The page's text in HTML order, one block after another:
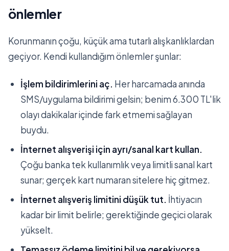
önlemler
Korunmanın çoğu, küçük ama tutarlı alışkanlıklardan
geçiyor. Kendi kullandığım önlemler şunlar:
İşlem bildirimlerini aç. Her harcamada anında
SMS/uygulama bildirimi gelsin; benim 6.300 TL'lik
olayı dakikalar içinde fark etmemi sağlayan
buydu.
İnternet alışverişi için ayrı/sanal kart kullan.
Çoğu banka tek kullanımlık veya limitli sanal kart
sunar; gerçek kart numaran sitelere hiç gitmez.
İnternet alışveriş limitini düşük tut. İhtiyacın
kadar bir limit belirle; gerektiğinde geçici olarak
yükselt.